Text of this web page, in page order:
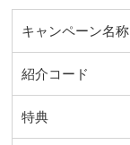
キャンペーン名称
紹介コード
特典